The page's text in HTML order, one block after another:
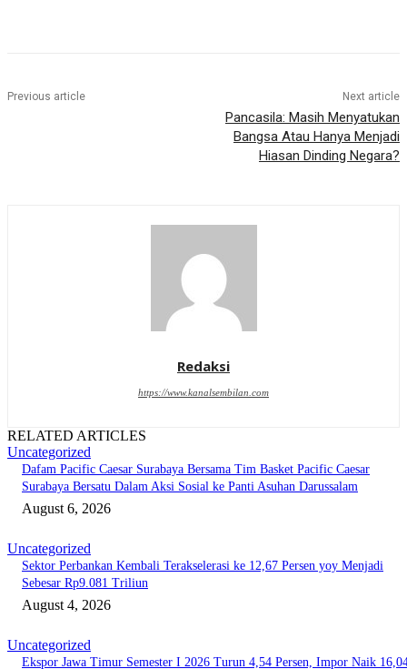
Previous article Next article
Pancasila: Masih Menyatukan
Bangsa Atau Hanya Menjadi
Hiasan Dinding Negara?
Redaksi
https://www.kanalsembilan.com
RELATED ARTICLES
Uncategorized
Dafam Pacific Caesar Surabaya Bersama Tim Basket Pacific Caesar
Surabaya Bersatu Dalam Aksi Sosial ke Panti Asuhan Darussalam
August 6, 2026
Uncategorized
Sektor Perbankan Kembali Terakselerasi ke 12,67 Persen yoy Menjadi
Sebesar Rp9.081 Triliun
August 4, 2026
Uncategorized
Ekspor Jawa Timur Semester I 2026 Turun 4,54 Persen, Impor Naik